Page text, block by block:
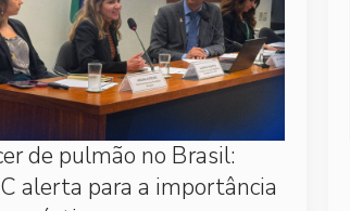
de pulmão no Brasil:
alerta para a importância